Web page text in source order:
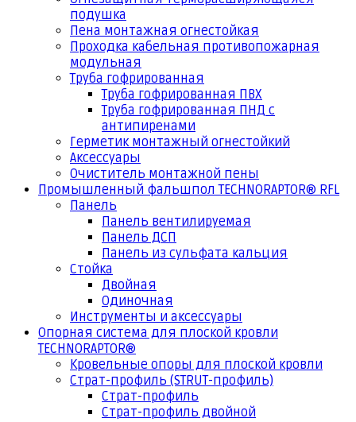
подушка
Пена монтажная огнестойкая
Проходка кабельная противопожарная
модульная
Труба гофрированная
Труба гофрированная ПВХ
Труба гофрированная ПНД с
антипиренами
Герметик монтажный огнестойкий
Аксессуары
Очиститель монтажной пены
Промышленный фальшпол TECHNORAPTOR® RFL
Панель
Панель вентилируемая
Панель ДСП
Панель из сульфата кальция
Стойка
Двойная
Одиночная
Инструменты и аксессуары
Опорная система для плоской кровли
TECHNORAPTOR®
Кровельные опоры для плоской кровли
Страт-профиль (STRUT-профиль)
Страт-профиль
Страт-профиль двойной